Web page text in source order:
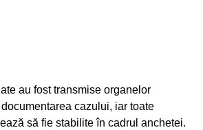
au fost transmise organelor
cazului, iar toate
să fie stabilite în cadrul anchetei.